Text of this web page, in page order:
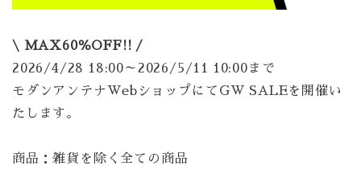
\ MAX60％OFF!! /
2026/4/28 18:00～2026/5/11 10:00まで
モダンアンテナWebショップにてGW SALEを開催い
たします。
商品：雑貨を除く全ての商品